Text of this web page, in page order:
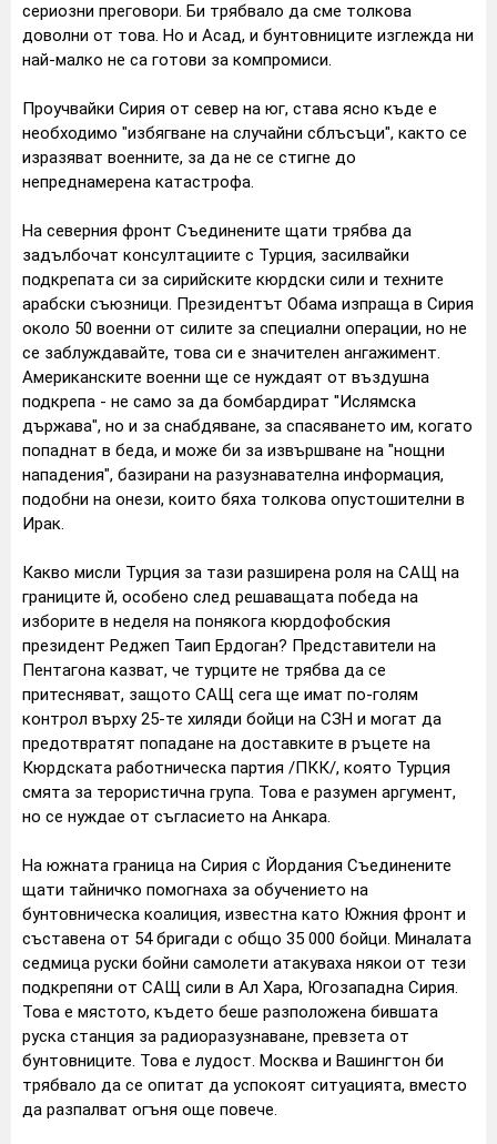
сериозни преговори. Би трябвало да сме толкова
доволни от това. Но и Асад, и бунтовниците изглежда ни
най-малко не са готови за компромиси.
Проучвайки Сирия от север на юг, става ясно къде е
необходимо "избягване на случайни сблъсъци", както се
изразяват военните, за да не се стигне до
непреднамерена катастрофа.
На северния фронт Съединените щати трябва да
задълбочат консултациите с Турция, засилвайки
подкрепата си за сирийските кюрдски сили и техните
арабски съюзници. Президентът Обама изпраща в Сирия
около 50 военни от силите за специални операции, но не
се заблуждавайте, това си е значителен ангажимент.
Американските военни ще се нуждаят от въздушна
подкрепа - не само за да бомбардират "Ислямска
държава", но и за снабдяване, за спасяването им, когато
попаднат в беда, и може би за извършване на "нощни
нападения", базирани на разузнавателна информация,
подобни на онези, които бяха толкова опустошителни в
Ирак.
Какво мисли Турция за тази разширена роля на САЩ на
границите й, особено след решаващата победа на
изборите в неделя на понякога кюрдофобския
президент Реджеп Таип Ердоган? Представители на
Пентагона казват, че турците не трябва да се
притесняват, защото САЩ сега ще имат по-голям
контрол върху 25-те хиляди бойци на СЗН и могат да
предотвратят попадане на доставките в ръцете на
Кюрдската работническа партия /ПКК/, която Турция
смята за терористична група. Това е разумен аргумент,
но се нуждае от съгласието на Анкара.
На южната граница на Сирия с Йордания Съединените
щати тайничко помогнаха за обучението на
бунтовническа коалиция, известна като Южния фронт и
съставена от 54 бригади с общо 35 000 бойци. Миналата
седмица руски бойни самолети атакуваха някои от тези
подкрепяни от САЩ сили в Ал Хара, Югозападна Сирия.
Това е мястото, където беше разположена бившата
руска станция за радиоразузнаване, превзета от
бунтовниците. Това е лудост. Москва и Вашингтон би
трябвало да се опитат да успокоят ситуацията, вместо
да разпалват огъня още повече.